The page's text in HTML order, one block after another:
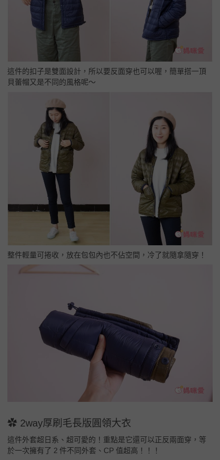
這件的扣子是雙面設計，所以要反面穿也可以喔，簡單搭一頂
貝蕾帽又是不同的風格呢～
整件輕量可捲收，放在包包內也不佔空間，冷了就隨拿隨穿！
✿ 2way厚刷毛長版圓領大衣
這件外套超日系、超可愛的！重點是它還可以正反兩面穿，等
於一次擁有了 2 件不同外套、CP 值超高！！！